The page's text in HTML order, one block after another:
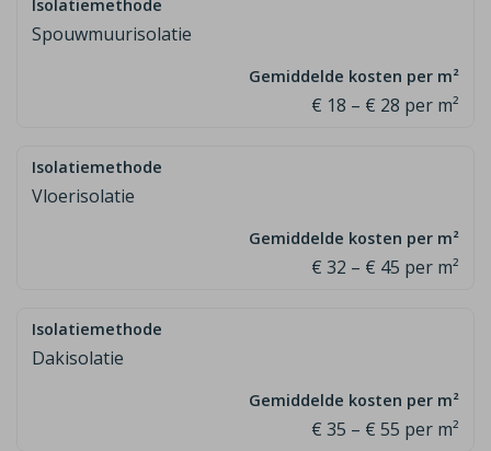
Spouwmuurisolatie
€ 18 – € 28 per m²
Vloerisolatie
€ 32 – € 45 per m²
Dakisolatie
€ 35 – € 55 per m²